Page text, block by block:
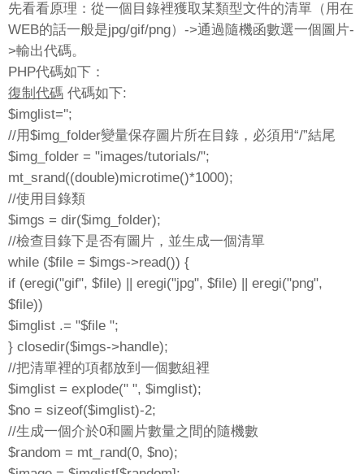
先看看原理：從一個目錄裡獲取某類型文件的清單（用在
WEB的話一般是jpg/gif/png）->通過隨機函數選一個圖片-
>輸出代碼。
PHP代碼如下：
復制代碼 代碼如下:
$imglist='';
//用$img_folder變量保存圖片所在目錄，必須用“/”結尾
$img_folder = "images/tutorials/";
mt_srand((double)microtime()*1000);
//使用目錄類
$imgs = dir($img_folder);
//檢查目錄下是否有圖片，並生成一個清單
while ($file = $imgs->read()) {
if (eregi("gif", $file) || eregi("jpg", $file) || eregi("png",
$file))
$imglist .= "$file ";
} closedir($imgs->handle);
//把清單裡的項都放到一個數組裡
$imglist = explode(" ", $imglist);
$no = sizeof($imglist)-2;
//生成一個介於0和圖片數量之間的隨機數
$random = mt_rand(0, $no);